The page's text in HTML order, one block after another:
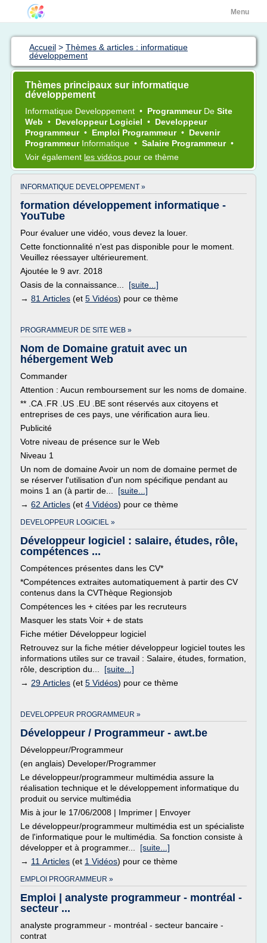
Menu
Accueil > Thèmes & articles : informatique
développement
Thèmes principaux sur informatique
développement
Informatique Developpement • Programmeur De Site
Web • Developpeur Logiciel • Developpeur
Programmeur • Emploi Programmeur • Devenir
Programmeur Informatique • Salaire Programmeur •
Voir également les vidéos pour ce thème
INFORMATIQUE DEVELOPPEMENT »
formation développement informatique -
YouTube
Pour évaluer une vidéo, vous devez la louer.
Cette fonctionnalité n'est pas disponible pour le moment.
Veuillez réessayer ultérieurement.
Ajoutée le 9 avr. 2018
Oasis de la connaissance... [suite...]
→ 81 Articles (et 5 Vidéos) pour ce thème
PROGRAMMEUR DE SITE WEB »
Nom de Domaine gratuit avec un
hébergement Web
Commander
Attention : Aucun remboursement sur les noms de domaine.
** .CA .FR .US .EU .BE sont réservés aux citoyens et
entreprises de ces pays, une vérification aura lieu.
Publicité
Votre niveau de présence sur le Web
Niveau 1
Un nom de domaine Avoir un nom de domaine permet de
se réserver l'utilisation d'un nom spécifique pendant au
moins 1 an (à partir de... [suite...]
→ 62 Articles (et 4 Vidéos) pour ce thème
DEVELOPPEUR LOGICIEL »
Développeur logiciel : salaire, études, rôle,
compétences ...
Compétences présentes dans les CV*
*Compétences extraites automatiquement à partir des CV
contenus dans la CVThèque Regionsjob
Compétences les + citées par les recruteurs
Masquer les stats Voir + de stats
Fiche métier Développeur logiciel
Retrouvez sur la fiche métier développeur logiciel toutes les
informations utiles sur ce travail : Salaire, études, formation,
rôle, description du... [suite...]
→ 29 Articles (et 5 Vidéos) pour ce thème
DEVELOPPEUR PROGRAMMEUR »
Développeur / Programmeur - awt.be
Développeur/Programmeur
(en anglais) Developer/Programmer
Le développeur/programmeur multimédia assure la
réalisation technique et le développement informatique du
produit ou service multimédia
Mis à jour le 17/06/2008 | Imprimer | Envoyer
Le développeur/programmeur multimédia est un spécialiste
de l'informatique pour le multimédia. Sa fonction consiste à
développer et à programmer... [suite...]
→ 11 Articles (et 1 Vidéos) pour ce thème
EMPLOI PROGRAMMEUR »
Emploi | analyste programmeur - montréal -
secteur ...
analyste programmeur - montréal - secteur bancaire -
contrat